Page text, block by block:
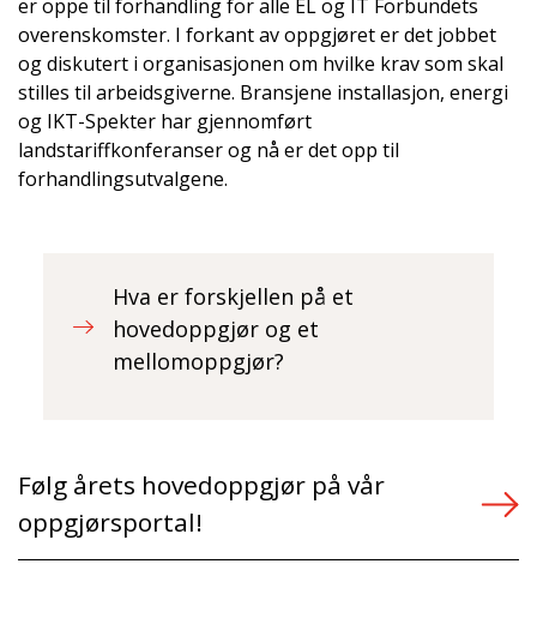
er oppe til forhandling for alle EL og IT Forbundets
overenskomster. I forkant av oppgjøret er det jobbet
og diskutert i organisasjonen om hvilke krav som skal
stilles til arbeidsgiverne. Bransjene installasjon, energi
og IKT-Spekter har gjennomført
landstariffkonferanser og nå er det opp til
forhandlingsutvalgene.
Hva er forskjellen på et
hovedoppgjør og et
mellomoppgjør?
Følg årets hovedoppgjør på vår
oppgjørsportal!